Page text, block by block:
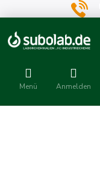
Menü Anmelden